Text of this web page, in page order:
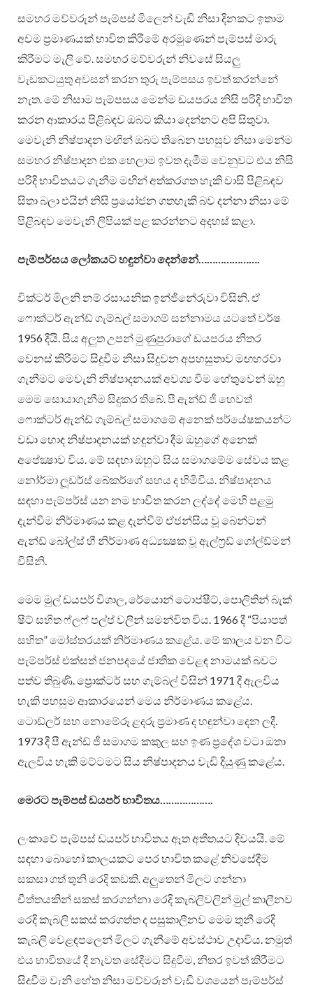
සමහර මව්වරුන් පැම්පස් මිලෙන් වැඩි නිසා දිනකට ඉතාම
අවම ප්‍රමාණයක් භාවිත කිරීමේ අරමුණෙන් පැම්පස් මාරු
කිරීමට මැලි වේ. සමහර මව්වරුන් නිවසේ සියලු
වැඩකටයුතු අවසන් කරන තුරු පැම්පසය ඉවත් කරන්නේ
නැත. මේ නිසාම පැම්පසය මෙන්ම ඩයපරය නිසි පරිදි භාවිත
කරන ආකාරය පිළිබඳව ඔබට කියා දෙන්නට අපි සිතුවා.
මෙවැනි නිෂ්පාදන මඟින් ඔබට තිබෙන පහසුව නිසා මෙන්ම
සමහර නිෂ්පාදන එක හෙලාම ඉවත දැමීම වෙනුවට එය නිසි
පරිදි භාවිතයට ගැනීම මඟින් අත්කරගත හැකි වාසි පිළිබඳව
සිතා බලා එයින් නිසි ප්‍රයෝජන ගතහැකි බව දන්නා නිසා මේ
පිළිබඳව මෙවැනි ලිපියක් පළ කරන්නට අදහස් කළා.
පැම්පර්සය ලෝකයට හඳුන්වා දෙන්නේ………………….
වික්ටර් මිලනි නම් රසායනික ඉන්ජිනේරුවා විසිනි. ඒ
ෆොක්ටර් ඇන්ඩ් ගැම්බල් සමාගම් සන්නාමය යටතේ වර්ෂ
1956 දීයි. සිය අලුත උපන් මුණුපුරාගේ ඩයපරය නිතර
වෙනස් කිරීමට සිදුවීම නිසා සිදුවන අපහසුතාව මඟහරවා
ගැනීමට මෙවැනි නිෂ්පාදනයක් අවශ්‍ය වීම හේතුවෙන් ඔහු
මෙම සොයාගැනීම සිදුකර තිබේ. පී ඇන්ඩ් ජී හෙවත්
ෆොක්ටර් ඇන්ඩ් ගැම්බල් සමාගමේ අනෙක් පර්යේෂකයන්ට
වඩා හොඳ නිෂ්පාදනයක් හඳුන්වා දීම ඔහුගේ අනෙක්
අපේක්‍ෂාව විය. මේ සඳහා ඔහුට සිය සමාගමේම සේවය කළ
නෝර්මා ලූඩර්ස් බේකර්ගේ සහය ද හිමිවිය. නිෂ්පාදනය
සඳහා පැම්පර්ස් යන නම භාවිත කරන ලද්දේ මෙහි පළමු
දැන්වීම නිර්මාණය කළ දැන්වීම් ඒජන්සිය වූ බෙන්ටන්
ඇන්ඩ් බෝල්ස් හී නිර්මාණ අධ්‍යක්‍ෂක වූ ඇල්ෆ්‍රඩ් ගෝල්ඩ්මන්
විසිනි.
මෙම මුල් ඩයපර් විශාල, රේයොන් ටොප්ෂීට්, පොලිතින් බැක්
ෂීට් සහිත ෆ්ලෆ් පල්ප් වලින් සමන්විත විය. 1966 දී “පියාපත්
සහිත” මෝස්තරයක් නිර්මාණය කළේය. මේ කාලය වන විට
පැම්පර්ස් එක්සත් ජනපදයේ ජාතික වෙළඳ නාමයක් බවට
පත්ව තිබුණි. ප්‍රොක්ටර් සහ ගැම්බල් විසින් 1971 දී ඇලවිය
හැකි පහසුම ආකාරයෙන් මෙය නිර්මාණය කළේය.
ටොඩ්ලර් සහ නොමේරූ ළදරු ප්‍රමාණ ද හඳුන්වා දෙන ලදී.
1973 දී පී ඇන්ඩ් ජී සමාගම කකුල සහ ඉණ ප්‍රදේශ වටා ඔතා
ඇලවිය හැකි මට්ටමට සිය නිෂ්පාදනය වැඩි දියුණු කළේය.
මෙරට පැම්පස් ඩයපර් භාවිතය……………….
ලංකාවේ පැම්පස් ඩයපර් භාවිතය ඈත අතීතයට දිවයයි. මේ
සඳහා බොහෝ කාලයකට පෙර භාවිත කළේ නිවසේදීම
සකසා ගත් තුනි රෙදි කඩකි. අලුතෙන් මිලට ගන්නා
චීත්තයකින් සකස් කරගන්නා රෙදි කැබලිවලින් මුල් කාලීනව
රෙදි කැබලි සකස් කරගත්ත ද පසුකාලීනව මෙම තුනී රෙදි
කැබලි වෙළඳපලෙන් මිලට ගැනීමේ අවස්ථාව උදාවිය. නමුත්
එය භාවිතයේ දී නැවත සේදීමට සිදුවීම, නිතර ඉවත් කිරීමට
සිදුවීම වැනි හේතු නිසා මව්වරුන් වැඩි වශයෙන් පැම්පර්ස්